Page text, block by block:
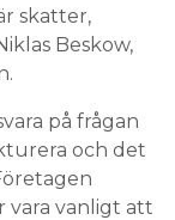
skatter,
Beskow,
på frågan
och det
vara vanligt att